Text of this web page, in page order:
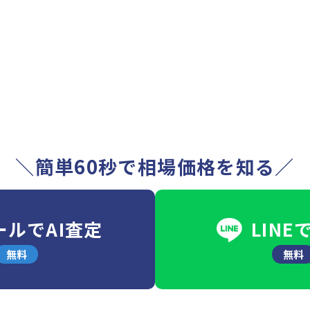
＼簡単60秒で相場価格を知る／
ルでAI査定
無料
LINE
無料